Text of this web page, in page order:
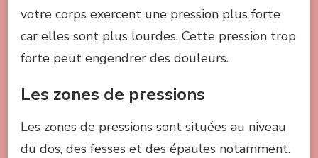
votre corps exercent une pression plus forte
car elles sont plus lourdes. Cette pression trop
forte peut engendrer des douleurs.
Les zones de pressions
Les zones de pressions sont situées au niveau
du dos, des fesses et des épaules notamment.